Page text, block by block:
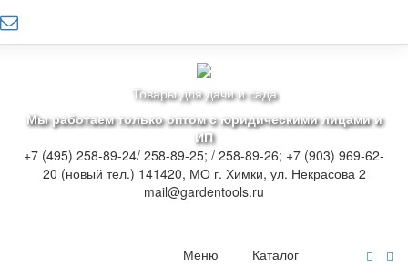
Товары для дачи и сада
Мы работаем только оптом с юридическими лицами и
ИП
+7 (495) 258-89-24/ 258-89-25; / 258-89-26; +7 (903) 969-62-
20 (новый тел.) 141420, МО г. Химки, ул. Некрасова 2
mail@gardentools.ru
Каталог
Меню